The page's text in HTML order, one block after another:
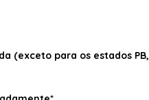
(exceto para os estados PB,